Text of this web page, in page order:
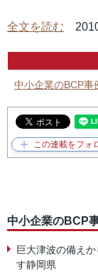
全文を読む
中小企業のBCP事
中小企業のBCP
巨大津波の備え
す静岡県